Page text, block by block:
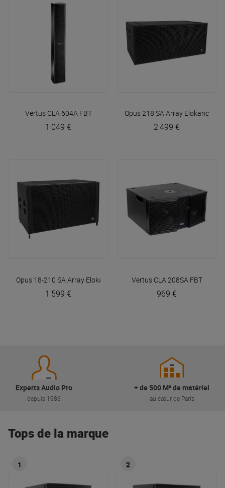
Vertus CLA 604A FBT
1 049 €
Opus 218 SA Array Elokance
2 499 €
Opus 18-210 SA Array Elokance
1 599 €
Vertus CLA 208SA FBT
969 €
Experts Audio Pro
depuis 1986
+ de 500 M² de matériel
au cœur de Paris
Tops de la marque
1 2